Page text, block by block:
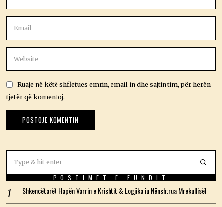
Ruaje në këtë shfletues emrin, email-in dhe sajtin tim, për herën
tjetër që komentoj.
POSTIMET E FUNDIT
Shkencëtarët Hapën Varrin e Krishtit & Logjika iu Nënshtrua Mrekullisë!